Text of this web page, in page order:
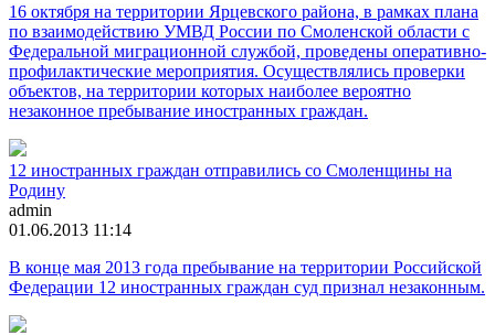
16 октября на территории Ярцевского района, в рамках плана
по взаимодействию УМВД России по Смоленской области с
Федеральной миграционной службой, проведены оперативно-
профилактические мероприятия. Осуществлялись проверки
объектов, на территории которых наиболее вероятно
незаконное пребывание иностранных граждан.
12 иностранных граждан отправились со Смоленщины на
Родину
admin
01.06.2013 11:14
В конце мая 2013 года пребывание на территории Российской
Федерации 12 иностранных граждан суд признал незаконным.